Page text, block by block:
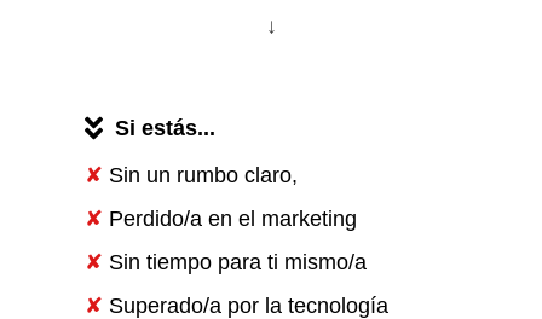
↓
Si estás...
✘ Sin un rumbo claro,
✘ Perdido/a en el marketing
✘ Sin tiempo para ti mismo/a
✘ Superado/a por la tecnología